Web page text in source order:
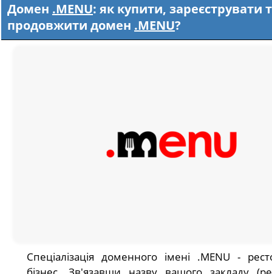
Домен .MENU: як купити, зареєструвати
продовжити домен .MENU?
Спеціалізація доменного імені .MENU -